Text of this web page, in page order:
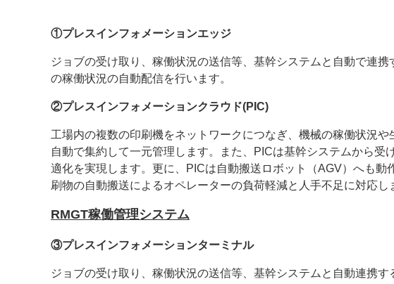
①プレスインフォメーションエッジ
ジョブの受け取り、稼働状況の送信等、基幹システムと自動で連
の稼働状況の自動配信を行います。
②プレスインフォメーションクラウド(PIC)
工場内の複数の印刷機をネットワークにつなぎ、機械の稼働状況
自動で集約して一元管理します。また、PICは基幹システムから受
適化を実現します。更に、PICは自動搬送ロボット（AGV）へも
刷物の自動搬送によるオペレーターの負荷軽減と人手不足に対応し
RMGT稼働管理システム
③プレスインフォメーションターミナル
ジョブの受け取り、稼働状況の送信等、基幹システムと自動連携